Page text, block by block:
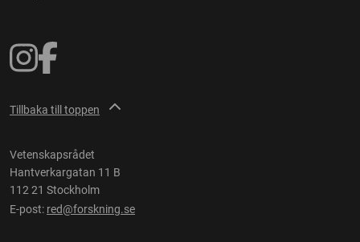
Tillbaka till toppen
Vetenskapsrådet
Hantverkargatan 11 B
112 21 Stockholm
E-post: red@forskning.se